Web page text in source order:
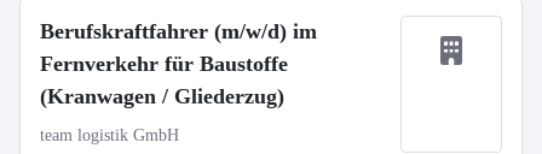
Berufskraftfahrer (m/w/d) im
Fernverkehr für Baustoffe
(Kranwagen / Gliederzug)
team logistik GmbH